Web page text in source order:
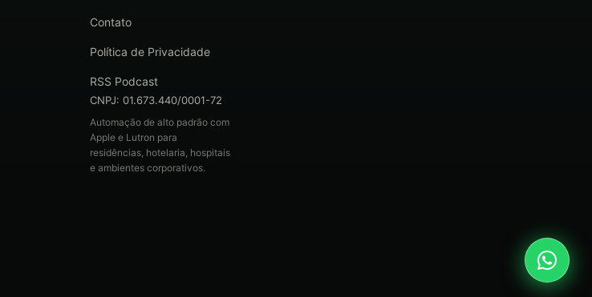
Contato
Política de Privacidade
RSS Podcast
CNPJ: 01.673.440/0001-72
Automação de alto padrão com
Apple e Lutron para
residências, hotelaria, hospitais
e ambientes corporativos.